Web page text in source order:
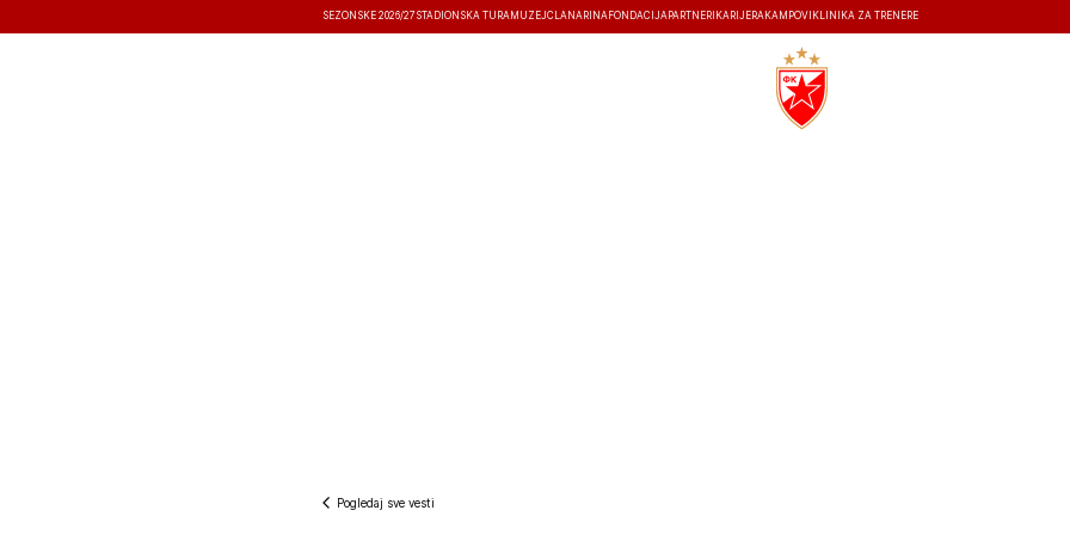
SEZONSKE 2026/27 STADIONSKA TURA MUZEJČLANARINA FONDACIJA PARTNERI KARIJERA KAMPOVI KLINIKA ZA TRENERE
Pogledaj sve vesti